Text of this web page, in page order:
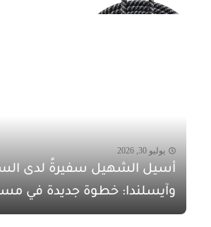
يوليو 30, 2026
أسيل الشهيل سفيرةً لدى
وآيسلندا: خطوة جديدة في